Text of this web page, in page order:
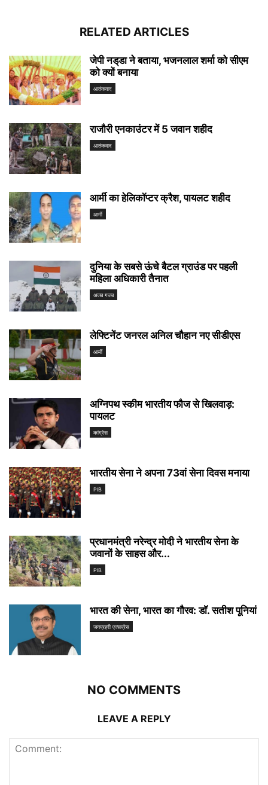
RELATED ARTICLES
जेपी नड्‌डा ने बताया, भजनलाल शर्मा को सीएम
को क्यों बनाया
आतंकवाद
राजौरी एनकाउंटर में 5 जवान शहीद
आतंकवाद
आर्मी का हेलिकॉप्टर क्रैश, पायलट शहीद
आर्मी
दुनिया के सबसे ऊंचे बैटल ग्राउंड पर पहली
महिला अधिकारी तैनात
अजब गजब
लेफ्टिनेंट जनरल अनिल चौहान नए सीडीएस
आर्मी
अग्निपथ स्कीम भारतीय फौज से खिलवाड़:
पायलट
कांग्रेस
भारतीय सेना ने अपना 73वां सेना दिवस मनाया
PIB
प्रधानमंत्री नरेन्‍द्र मोदी ने भारतीय सेना के
जवानों के साहस और...
PIB
भारत की सेना, भारत का गौरव: डाॅ. सतीश पूनियां
जनप्रहरी एक्सप्रेस
NO COMMENTS
LEAVE A REPLY